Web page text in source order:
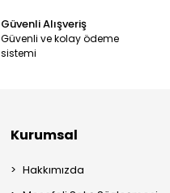
Güvenli Alışveriş
Güvenli ve kolay ödeme
sistemi
Kurumsal
Hakkımızda